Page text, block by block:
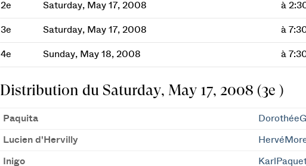
2e Saturday, May 17, 2008 à
3e Saturday, May 17, 2008 à
4e Sunday, May 18, 2008 à
Distribution du Saturday, May 17, 2008 (3e )
Paquita
Lucien d'Hervilly
Inigo